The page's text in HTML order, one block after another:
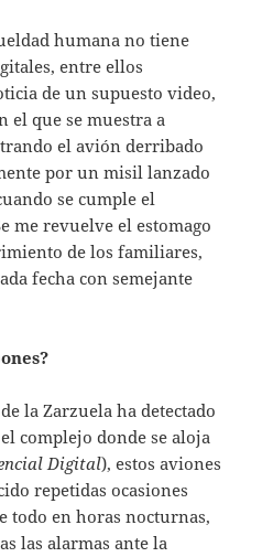
humana no tiene
entre ellos
de un supuesto video,
el que se muestra a
el avión derribado
por un misil lanzado
se cumple el
me revuelve el estomago
de los familiares,
fecha con semejante
la Zarzuela ha detectado
complejo donde se aloja
Digital), estos aviones
repetidas ocasiones
todo en horas nocturnas,
las alarmas ante la